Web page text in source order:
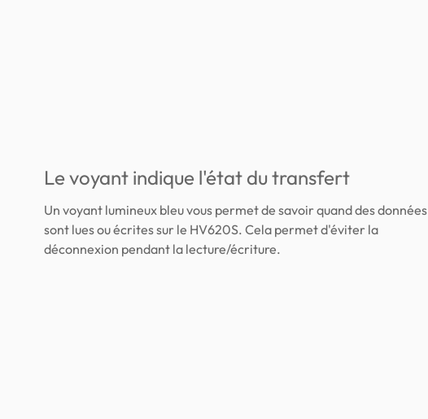
Le voyant indique l'état du transfert
Un voyant lumineux bleu vous permet de savoir quand des données
sont lues ou écrites sur le HV620S. Cela permet d'éviter la
déconnexion pendant la lecture/écriture.